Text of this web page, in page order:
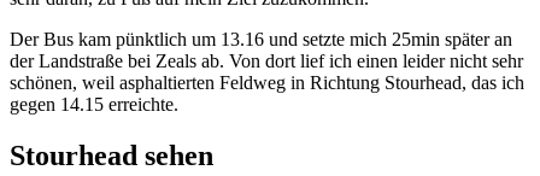
Der Bus kam pünktlich um 13.16 und setzte mich 25min später an
der Landstraße bei Zeals ab. Von dort lief ich einen leider nicht sehr
schönen, weil asphaltierten Feldweg in Richtung Stourhead, das ich
gegen 14.15 erreichte.
Stourhead sehen